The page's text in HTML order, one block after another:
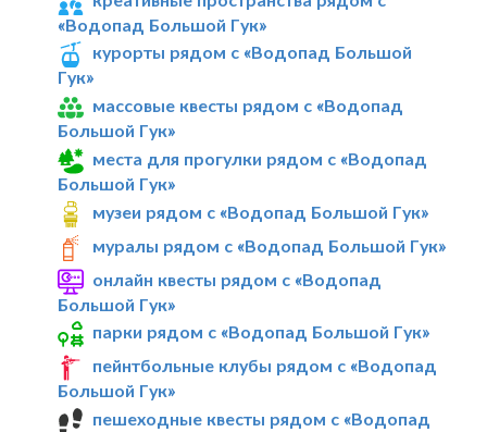
«Водопад Большой Гук»
курорты рядом с «Водопад Большой
Гук»
массовые квесты рядом с «Водопад
Большой Гук»
места для прогулки рядом с «Водопад
Большой Гук»
музеи рядом с «Водопад Большой Гук»
муралы рядом с «Водопад Большой Гук»
онлайн квесты рядом с «Водопад
Большой Гук»
парки рядом с «Водопад Большой Гук»
пейнтбольные клубы рядом с «Водопад
Большой Гук»
пешеходные квесты рядом с «Водопад